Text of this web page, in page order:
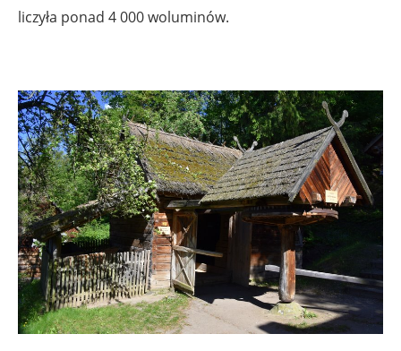
liczyła ponad 4 000 woluminów.